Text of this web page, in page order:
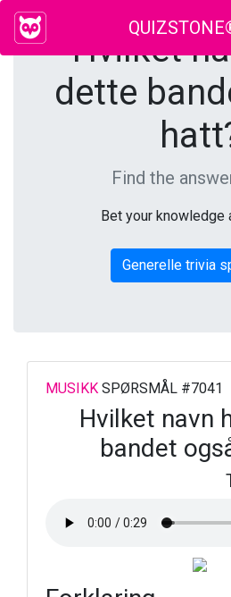
Hvilket
dette
Find the
Bet your knowledge
Generelle trivia
MUSIKK SPØRSMÅL #7041
Hvilket navn
bandet